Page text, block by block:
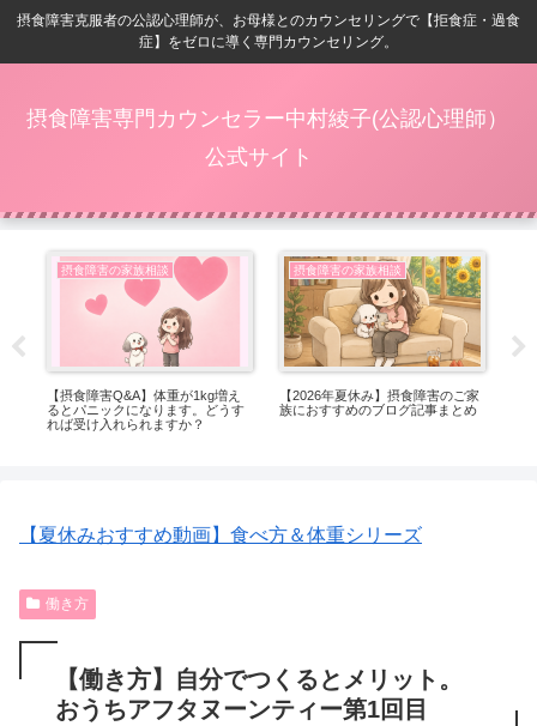
摂食障害克服者の公認心理師が、お母様とのカウンセリングで【拒食症・過食
症】をゼロに導く専門カウンセリング。
摂食障害専門カウンセラー中村綾子(公認心理師）
公式サイト
摂食障害の家族相談
【摂食障害Q&A】体重が1kg増え
るとパニックになります。どうす
れば受け入れられますか？
摂食障害の家族相談
【2026年夏休み】摂食障害のご家
族におすすめのブログ記事まとめ
【夏休みおすすめ動画】食べ方＆体重シリーズ
働き方
【働き方】自分でつくるとメリット。
おうちアフタヌーンティー第1回目